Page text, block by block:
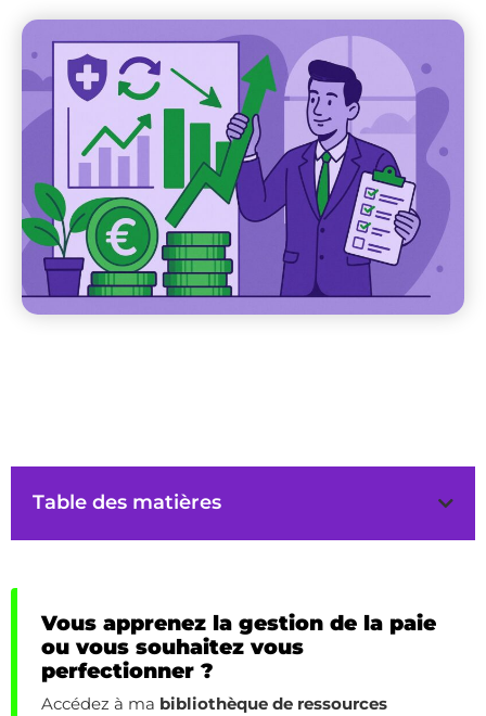
Table des matières
Vous apprenez la gestion de la paie
ou vous souhaitez vous
perfectionner ?
Accédez à ma bibliothèque de ressources